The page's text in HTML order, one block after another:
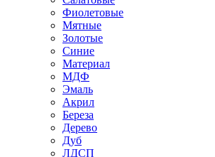
Фиолетовые
Мятные
Золотые
Синие
Материал
МДФ
Эмаль
Акрил
Береза
Дерево
Дуб
ЛДСП